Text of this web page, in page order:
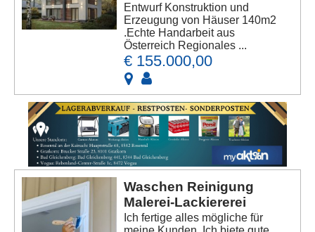
Entwurf Konstruktion und
Erzeugung von Häuser 140m2
.Echte Handarbeit aus
Österreich Regionales ...
€ 155.000,00
Waschen Reinigung
Malerei-Lackiererei
Ich fertige alles mögliche für